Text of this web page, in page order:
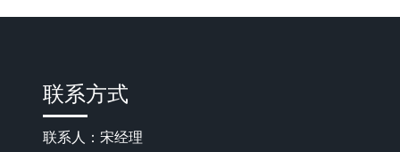
联系方式
联系人：宋经理